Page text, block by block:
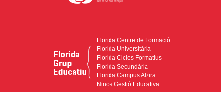
Florida Centre de Formació
Florida Universitària
Florida Cicles Formatius
Florida Secundària
Florida Campus Alzira
Ninos Gestió Educativa